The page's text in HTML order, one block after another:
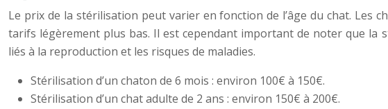
Le prix de la stérilisation peut varier en fonction de l’âge du chat. Les
tarifs légèrement plus bas. Il est cependant important de noter que la
liés à la reproduction et les risques de maladies.
Stérilisation d’un chaton de 6 mois : environ 100€ à 150€.
Stérilisation d’un chat adulte de 2 ans : environ 150€ à 200€.